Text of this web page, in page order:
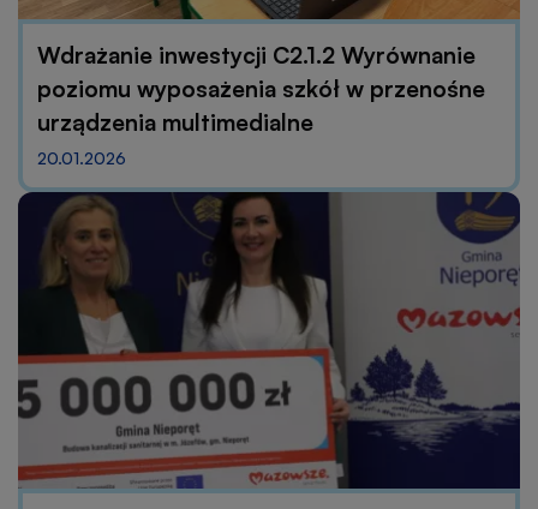
Wdrażanie inwestycji C2.1.2 Wyrównanie
poziomu wyposażenia szkół w przenośne
urządzenia multimedialne
20.01.2026